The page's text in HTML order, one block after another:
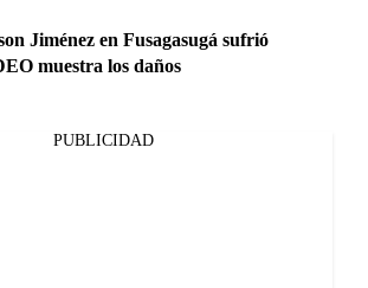
Jiménez en Fusagasugá sufrió
muestra los daños
PUBLICIDAD